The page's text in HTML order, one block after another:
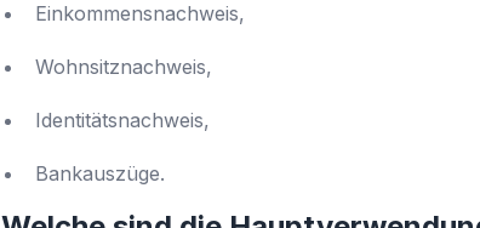
Einkommensnachweis,
Wohnsitznachweis,
Identitätsnachweis,
Bankauszüge.